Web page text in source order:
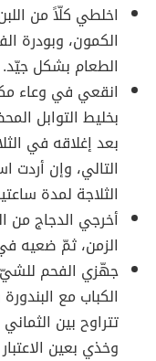
اخلطي كلّاً من
الكمون، وبودرة
الطعام بشكل جيّد.
انقعي في وعاء
بخليط التوابل
بعد إغلاقه في
التالي، وإن
الثلاجة لمدة
أخرجي الدجاج من
الزمن، ثمّ ضعيه
جهّزي الفحم
الكباب مع
تتراوح بين
وخذي بعين